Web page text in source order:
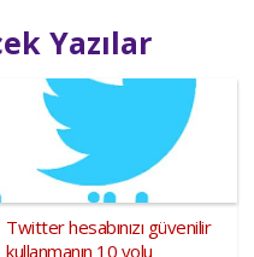
Yazılar
Twitter hesabınızı güvenilir
kullanmanın 10 yolu